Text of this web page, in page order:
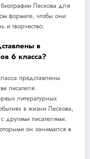
Лескова для
формате, чтобы они
и творчество.
в
6 класса?
представлены
писателя.
литературных
в жизни Лескова,
другими писателями.
он занимался в